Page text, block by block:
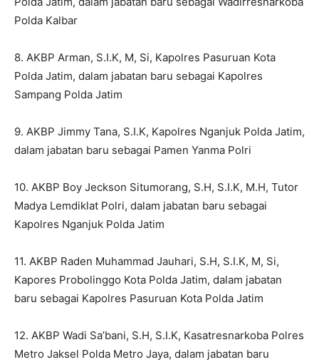
Polda Kalbar
8. AKBP Arman, S.I.K, M, Si, Kapolres Pasuruan Kota
Polda Jatim, dalam jabatan baru sebagai Kapolres
Sampang Polda Jatim
9. AKBP Jimmy Tana, S.I.K, Kapolres Nganjuk Polda Jatim,
dalam jabatan baru sebagai Pamen Yanma Polri
10. AKBP Boy Jeckson Situmorang, S.H, S.I.K, M.H, Tutor
Madya Lemdiklat Polri, dalam jabatan baru sebagai
Kapolres Nganjuk Polda Jatim
11. AKBP Raden Muhammad Jauhari, S.H, S.I.K, M, Si,
Kapores Probolinggo Kota Polda Jatim, dalam jabatan
baru sebagai Kapolres Pasuruan Kota Polda Jatim
12. AKBP Wadi Sa’bani, S.H, S.I.K, Kasatresnarkoba Polres
Metro Jaksel Polda Metro Jaya, dalam jabatan baru